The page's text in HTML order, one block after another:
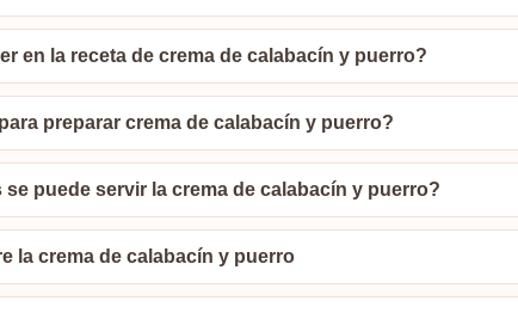
en la receta de crema de calabacín y puerro?
preparar crema de calabacín y puerro?
puede servir la crema de calabacín y puerro?
la crema de calabacín y puerro